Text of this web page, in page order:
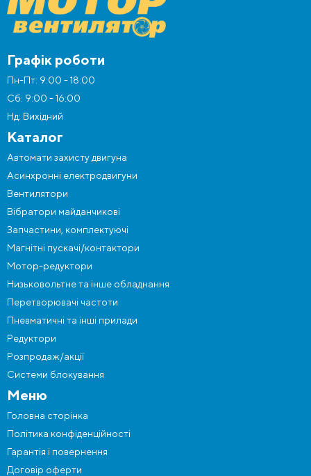
Графік роботи
Пн-Пт: 9:00 - 18:00
Сб: 9:00 - 16:00
Нд: Вихідний
Каталог
Автомати захисту двигуна
Асинхронні електродвигуни
Вентилятори
Вібратори майданчикові
Запчастини, комплектуючі
Магнітні пускачі/контактори
Мотор-редуктори
Низьковольтне та інше обладнання
Перетворювачі частоти
Пневматичні та інші прилади
Редуктори
Розпродаж/акції
Системи блокування
Меню
Головна сторінка
Політика конфіденційності
Гарантія і повернення
Договір оферти